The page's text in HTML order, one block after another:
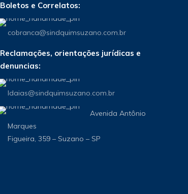
Boletos e Correlatos:
cobranca@sindquimsuzano.com.br
Reclamações, orientações jurídicas e
denuncias:
Idaias@sindquimsuzano.com.br
Avenida Antônio
Marques
Figueira, 359 – Suzano – SP